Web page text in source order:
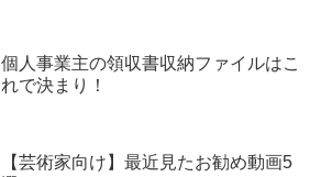
個人事業主の領収書収納ファイルはこ
れで決まり！
【芸術家向け】最近見たお勧め動画5